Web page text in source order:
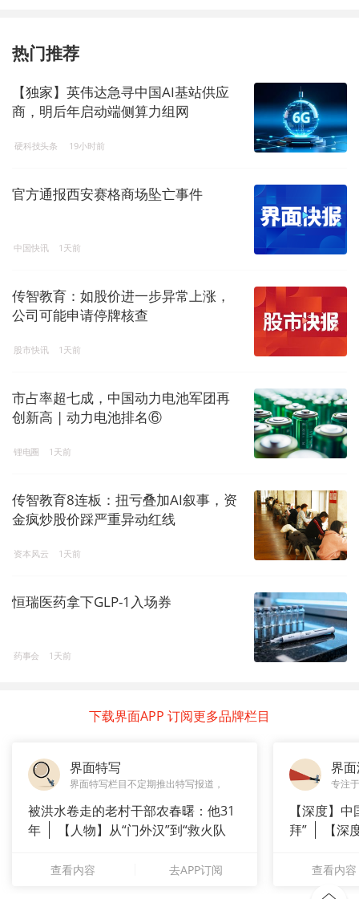
热门推荐
【独家】英伟达急寻中国AI基站供应
商，明后年启动端侧算力组网
硬科技头条 19小时前
官方通报西安赛格商场坠亡事件
中国快讯 1天前
传智教育：如股价进一步异常上涨，
公司可能申请停牌核查
股市快讯 1天前
市占率超七成，中国动力电池军团再
创新高 | 动力电池排名⑥
锂电圈 1天前
传智教育8连板：扭亏叠加AI叙事，资
金疯炒股价踩严重异动红线
资本风云 1天前
恒瑞医药拿下GLP-1入场券
药事会 1天前
下载界面APP 订阅更多品牌栏目
界面特写
界面特写栏目不定期推出特写报道，
被洪水卷走的老村干部农春曙：他31
年
【人物】从“门外汉”到“救火队
查看内容 去APP订阅
界
专注
【深度】
拜”
【
查看内容